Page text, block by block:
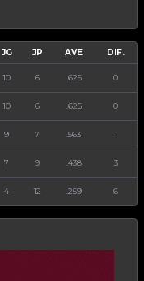
JG JP AVE DIF.
10 6 .625 0
10 6 .625 0
9 7 .563 1
7 9 .438 3
4 12 .259 6